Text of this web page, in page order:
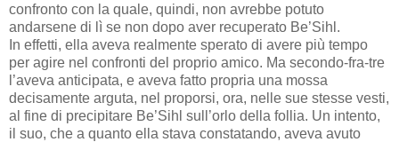
confronto con la quale, quindi, non avrebbe potuto
andarsene di lì se non dopo aver recuperato Be’Sihl.
In effetti, ella aveva realmente sperato di avere più tempo
per agire nel confronti del proprio amico. Ma secondo-fra-tre
l’aveva anticipata, e aveva fatto propria una mossa
decisamente arguta, nel proporsi, ora, nelle sue stesse vesti,
al fine di precipitare Be’Sihl sull’orlo della follia. Un intento,
il suo, che a quanto ella stava constatando, aveva avuto